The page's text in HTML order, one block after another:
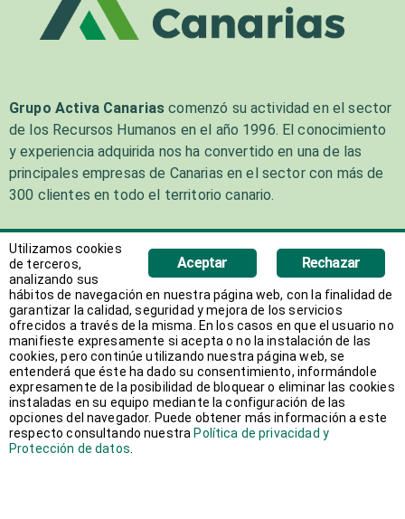
Grupo Activa Canarias comenzó su actividad en el sector
de los Recursos Humanos en el año 1996. El conocimiento
y experiencia adquirida nos ha convertido en una de las
principales empresas de Canarias en el sector con más de
300 clientes en todo el territorio canario.
Opciones
Activa
Quiénes Somos
Calidad
Rechazar
Aceptar
Utilizamos cookies
de terceros,
analizando sus
hábitos de navegación en nuestra página web, con la finalidad de
garantizar la calidad, seguridad y mejora de los servicios
ofrecidos a través de la misma. En los casos en que el usuario no
manifieste expresamente si acepta o no la instalación de las
cookies, pero continúe utilizando nuestra página web, se
entenderá que éste ha dado su consentimiento, informándole
expresamente de la posibilidad de bloquear o eliminar las cookies
instaladas en su equipo mediante la configuración de las
opciones del navegador. Puede obtener más información a este
respecto consultando nuestra Política de privacidad y
Protección de datos